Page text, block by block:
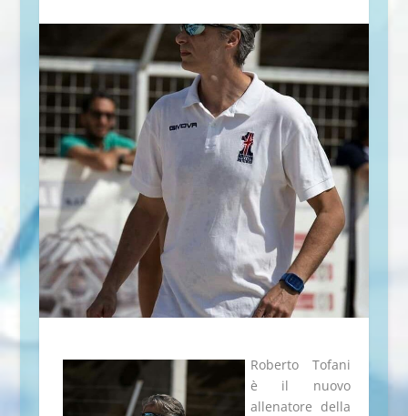
Roberto Tofani
è il nuovo
allenatore della